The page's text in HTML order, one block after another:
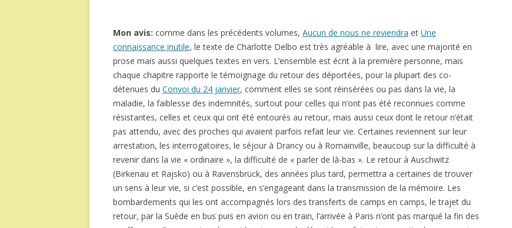
Mon avis: comme dans les précédents volumes, Aucun de nous ne reviendra et Une
connaissance inutile, le texte de Charlotte Delbo est très agréable à lire, avec une majorité en
prose mais aussi quelques textes en vers. L’ensemble est écrit à la première personne, mais
chaque chapitre rapporte le témoignage du retour des déportées, pour la plupart des co-
détenues du Convoi du 24 janvier, comment elles se sont réinsérées ou pas dans la vie, la
maladie, la faiblesse des indemnités, surtout pour celles qui n’ont pas été reconnues comme
résistantes, celles et ceux qui ont été entourés au retour, mais aussi ceux dont le retour n’était
pas attendu, avec des proches qui avaient parfois refait leur vie. Certaines reviennent sur leur
arrestation, les interrogatoires, le séjour à Drancy ou à Romainville, beaucoup sur la difficulté à
revenir dans la vie « ordinaire », la difficulté de « parler de là-bas ». Le retour à Auschwitz
(Birkenau et Rajsko) ou à Ravensbrück, des années plus tard, permettra a certaines de trouver
un sens à leur vie, si c’est possible, en s’engageant dans la transmission de la mémoire. Les
bombardements qui les ont accompagnés lors des transferts de camps en camps, le trajet du
retour, par la Suède en bus puis en avion ou en train, l’arrivée à Paris n’ont pas marqué la fin des